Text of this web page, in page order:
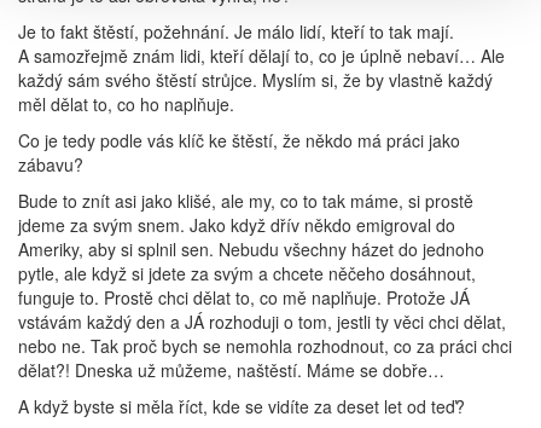
Je to fakt štěstí, požehnání. Je málo lidí, kteří to tak mají.
A samozřejmě znám lidi, kteří dělají to, co je úplně nebaví… Ale
každý sám svého štěstí strůjce. Myslím si, že by vlastně každý
měl dělat to, co ho naplňuje.
Co je tedy podle vás klíč ke štěstí, že někdo má práci jako
zábavu?
Bude to znít asi jako klišé, ale my, co to tak máme, si prostě
jdeme za svým snem. Jako když dřív někdo emigroval do
Ameriky, aby si splnil sen. Nebudu všechny házet do jednoho
pytle, ale když si jdete za svým a chcete něčeho dosáhnout,
funguje to. Prostě chci dělat to, co mě naplňuje. Protože JÁ
vstávám každý den a JÁ rozhoduji o tom, jestli ty věci chci dělat,
nebo ne. Tak proč bych se nemohla rozhodnout, co za práci chci
dělat?! Dneska už můžeme, naštěstí. Máme se dobře…
A když byste si měla říct, kde se vidíte za deset let od teď?